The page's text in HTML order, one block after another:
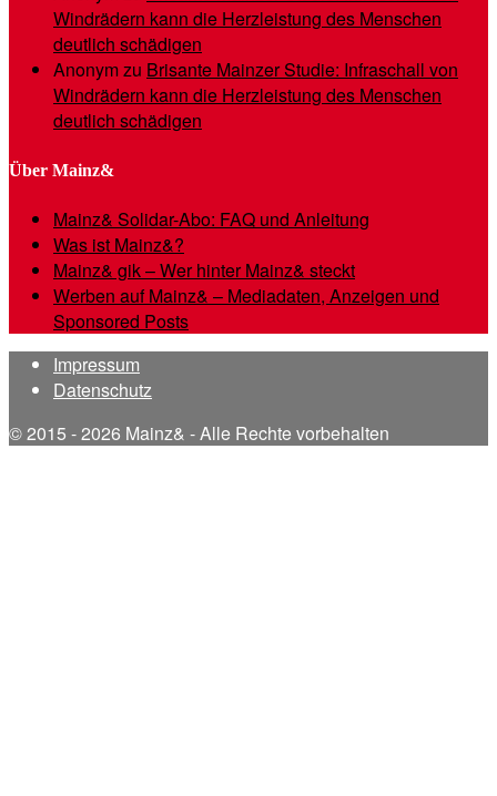
Windrädern kann die Herzleistung des Menschen
deutlich schädigen
Anonymzu Brisante Mainzer Studie: Infraschall von
Windrädern kann die Herzleistung des Menschen
deutlich schädigen
Über Mainz&
Mainz& Solidar-Abo: FAQ und Anleitung
Was ist Mainz&?
Mainz& gik – Wer hinter Mainz& steckt
Werben auf Mainz& – Mediadaten, Anzeigen und
Sponsored Posts
Impressum
Datenschutz
© 2015 - 2026 Mainz& - Alle Rechte vorbehalten